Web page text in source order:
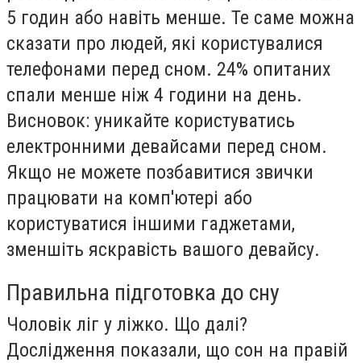
5 годин або навіть менше. Те саме можна
сказати про людей, які користувалися
телефонами перед сном. 24% опитаних
спали менше ніж 4 години на день.
Висновок: уникайте користуватись
електронними девайсами перед сном.
Якщо не можете позбавитися звички
працювати на комп'ютері або
користуватися іншими гаджетами,
зменшіть яскравість вашого девайсу.
Правильна підготовка до сну
Чоловік ліг у ліжко. Що далі?
Дослідження показали, що сон на правій